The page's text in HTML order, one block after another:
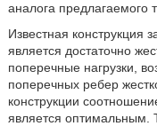
аналога предлагаемого
Известная конструкция
является достаточно
поперечные нагрузки,
поперечных ребер
конструкции
является оптимальным.